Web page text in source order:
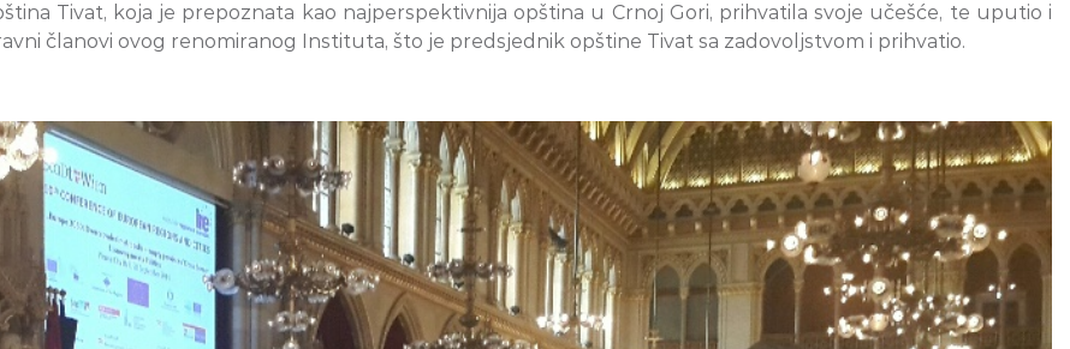
Tivat, koja je prepoznata kao najperspektivnija opština u Crnoj Gori, prihvatila svoje učešće, te uputio i
članovi ovog renomiranog Instituta, što je predsjednik opštine Tivat sa zadovoljstvom i prihvatio.